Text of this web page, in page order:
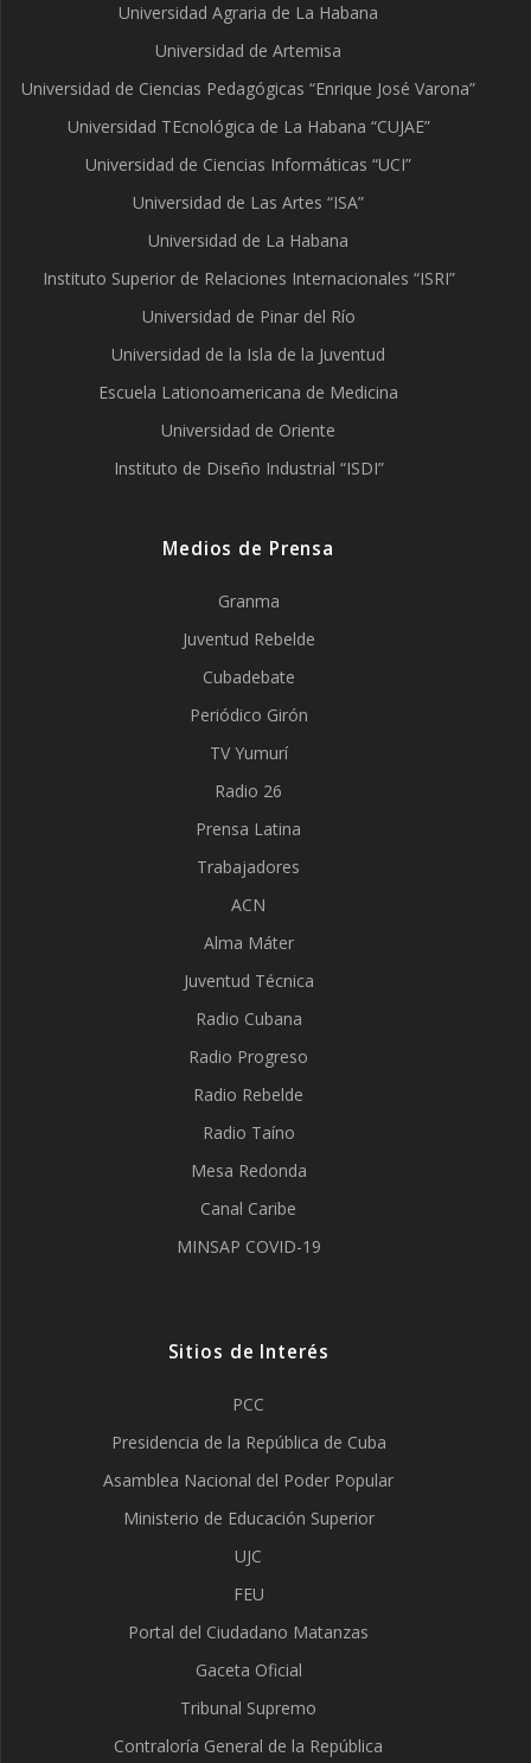
Universidad Agraria de La Habana
Universidad de Artemisa
Universidad de Ciencias Pedagógicas “Enrique José Varona”
Universidad TEcnológica de La Habana “CUJAE”
Universidad de Ciencias Informáticas “UCI”
Universidad de Las Artes “ISA”
Universidad de La Habana
Instituto Superior de Relaciones Internacionales “ISRI”
Universidad de Pinar del Río
Universidad de la Isla de la Juventud
Escuela Lationoamericana de Medicina
Universidad de Oriente
Instituto de Diseño Industrial “ISDI”
Medios de Prensa
Granma
Juventud Rebelde
Cubadebate
Periódico Girón
TV Yumurí
Radio 26
Prensa Latina
Trabajadores
ACN
Alma Máter
Juventud Técnica
Radio Cubana
Radio Progreso
Radio Rebelde
Radio Taíno
Mesa Redonda
Canal Caribe
MINSAP COVID-19
Sitios de Interés
PCC
Presidencia de la República de Cuba
Asamblea Nacional del Poder Popular
Ministerio de Educación Superior
UJC
FEU
Portal del Ciudadano Matanzas
Gaceta Oficial
Tribunal Supremo
Contraloría General de la República